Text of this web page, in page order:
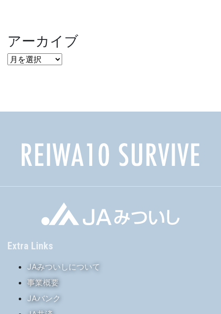
アーカイブ
ア
Extra Links
JAみついしについて
事業概要
JAバンク